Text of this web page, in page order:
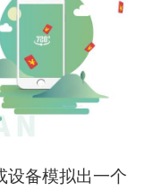
设备模拟出一个